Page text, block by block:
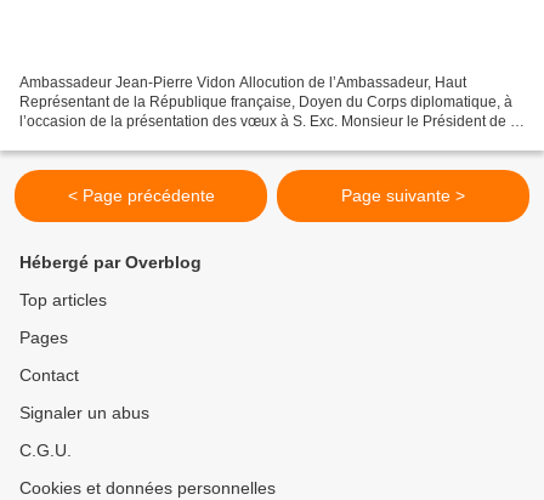
Ambassadeur Jean-Pierre Vidon Allocution de l’Ambassadeur, Haut
Représentant de la République française, Doyen du Corps diplomatique, à
l’occasion de la présentation des vœux à S. Exc. Monsieur le Président de la
< Page précédente Page suivante >
Hébergé par Overblog
Top articles
Pages
Contact
Signaler un abus
C.G.U.
Cookies et données personnelles